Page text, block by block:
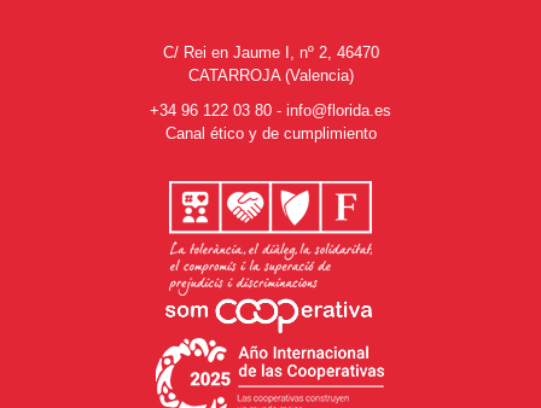
C/ Rei en Jaume I, nº 2, 46470
CATARROJA (Valencia)
+34 96 122 03 80 - info@florida.es
Canal ético y de cumplimiento